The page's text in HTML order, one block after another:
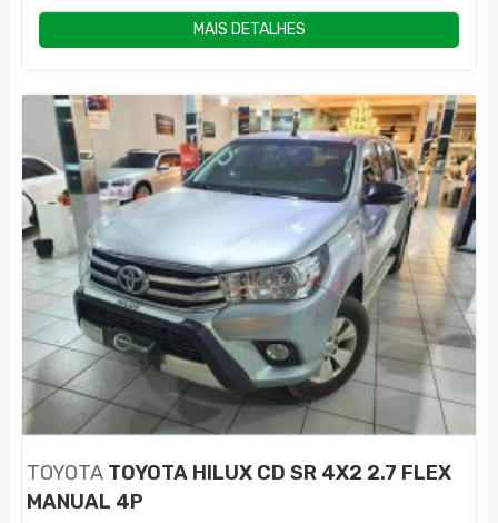
MAIS DETALHES
TOYOTA TOYOTA HILUX CD SR 4X2 2.7 FLEX
MANUAL 4P